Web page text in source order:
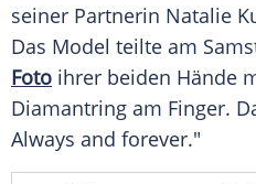
seiner Partnerin Natalie
Das Model teilte am
Foto ihrer beiden Hände
Diamantring am Finger.
Always and forever."